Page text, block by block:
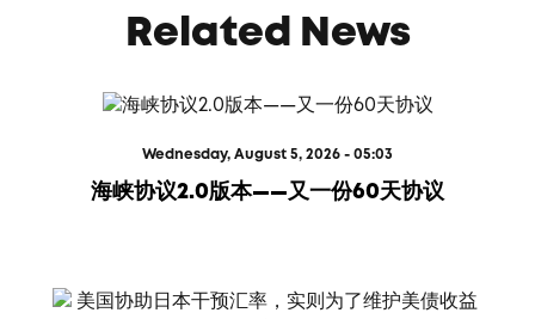
Related News
Wednesday, August 5, 2026 - 05:03
海峡协议2.0版本——又一份60天协议